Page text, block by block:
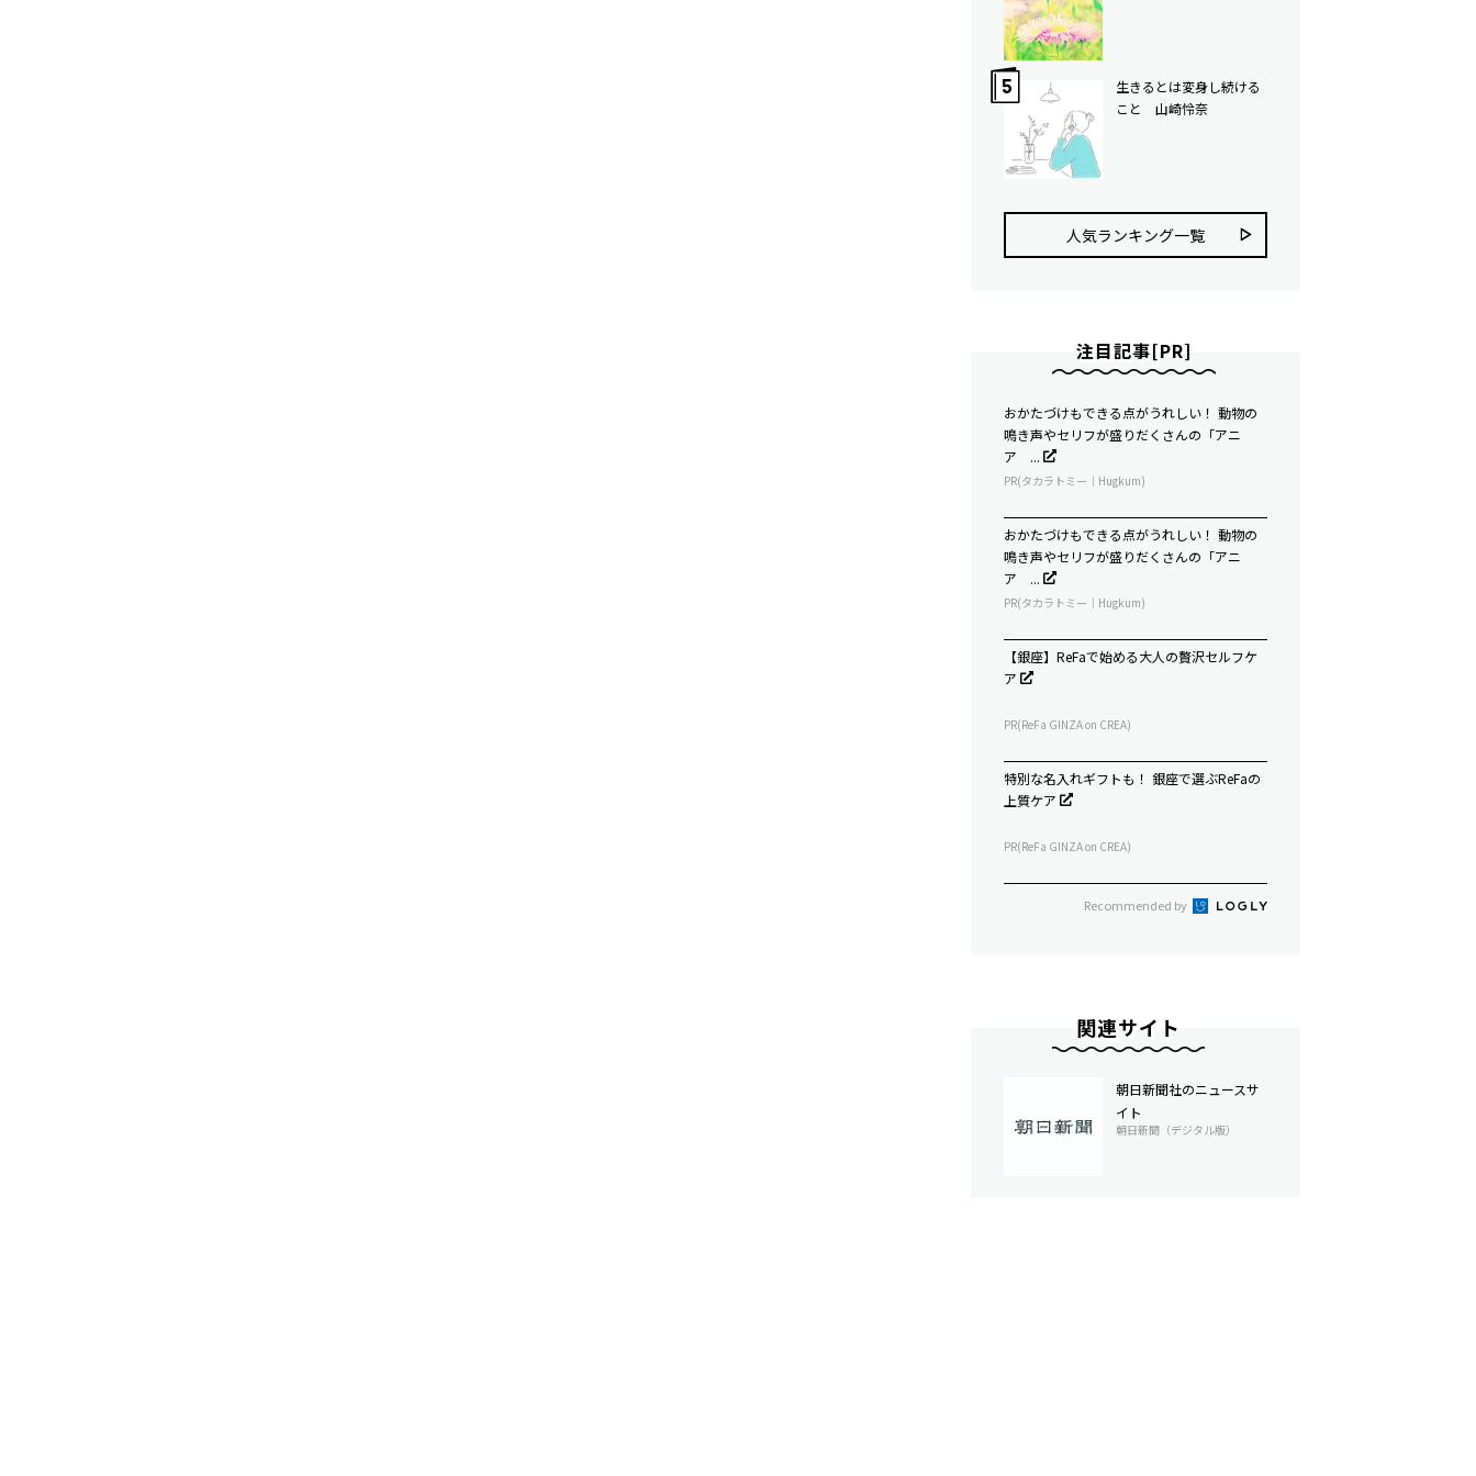
生きるとは変身し続ける
こと 山崎怜奈
人気ランキング⼀覧
注目記事[PR]
おかたづけもできる点がうれしい！ 動物の
鳴き声やセリフが盛りだくさんの「アニ
ア ...
PR(タカラトミー｜Hugkum)
おかたづけもできる点がうれしい！ 動物の
鳴き声やセリフが盛りだくさんの「アニ
ア ...
PR(タカラトミー｜Hugkum)
【銀座】ReFaで始める大人の贅沢セルフケ
ア
PR(ReFa GINZA on CREA)
特別な名入れギフトも！ 銀座で選ぶReFaの
上質ケア
PR(ReFa GINZA on CREA)
Recommended by
関連サイト
朝日新聞社のニュースサ
イト
朝日新聞（デジタル版）